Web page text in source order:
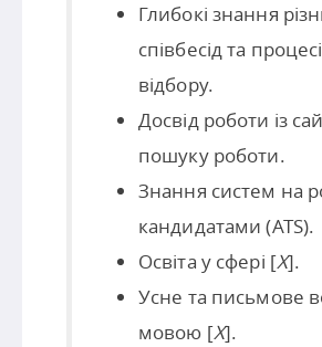
Глибокі знання
співбесід та
відбору.
Досвід роботи із
пошуку роботи.
Знання систем на
кандидатами (ATS).
Освіта у сфері [X].
Усне та письмове
мовою [X].